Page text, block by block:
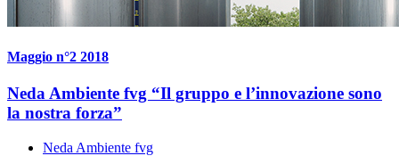
Maggio n°2 2018
Neda Ambiente fvg “Il gruppo e l’innovazione sono
la nostra forza”
Neda Ambiente fvg